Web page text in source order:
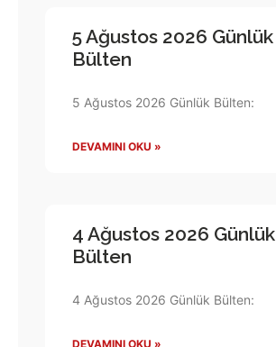
5 Ağustos 2026 Günlük
Bülten
5 Ağustos 2026 Günlük Bülten:
DEVAMINI OKU »
4 Ağustos 2026 Günlük
Bülten
4 Ağustos 2026 Günlük Bülten:
DEVAMINI OKU »